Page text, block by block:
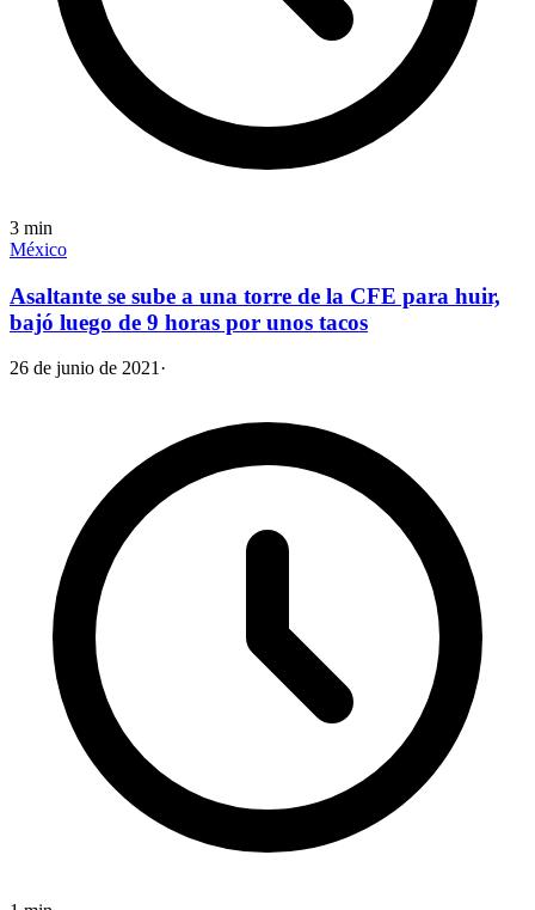
3 min
México
Asaltante se sube a una torre de la CFE para huir,
bajó luego de 9 horas por unos tacos
26 de junio de 2021 ·